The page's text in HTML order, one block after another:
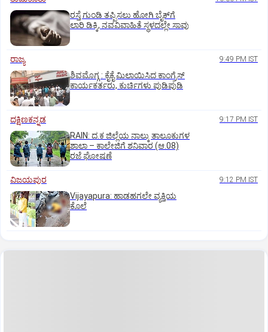
ರಸ್ತೆ ಗುಂಡಿ ತಪ್ಪಿಸಲು ಹೋಗಿ ಬೈಕ್‌ಗೆ
ಲಾರಿ ಡಿಕ್ಕಿ, ನವವಿವಾಹಿತೆ ಸ್ಥಳದಲ್ಲೇ ಸಾವು
ರಾಜ್ಯ 9:49 PM IST
ಶಿವಮೊಗ್ಗ : ಕೈಕೈ ಮಿಲಾಯಿಸಿದ ಕಾಂಗ್ರೆಸ್
ಕಾರ್ಯಕರ್ತರು, ಕುರ್ಚಿಗಳು ಪುಡಿಪುಡಿ
ದಕ್ಷಿಣಕನ್ನಡ 9:17 PM IST
RAIN: ದ.ಕ ಜಿಲ್ಲೆಯ ನಾಲ್ಕು ತಾಲೂಕುಗಳ
ಶಾಲಾ – ಕಾಲೇಜಿಗೆ ಶನಿವಾರ (ಆ.08)
ರಜೆ ಘೋಷಣೆ
ವಿಜಯಪುರ 9:12 PM IST
Vijayapura: ಹಾಡಹಗಲೇ ವ್ಯಕ್ತಿಯ
ಕೊಲೆ